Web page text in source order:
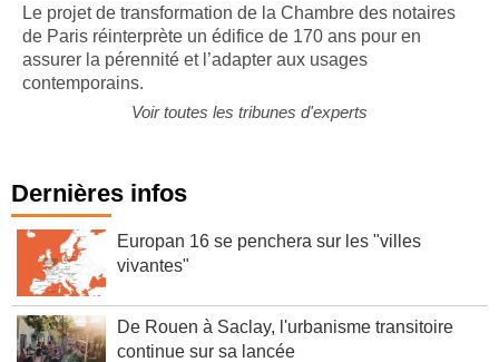
Le projet de transformation de la Chambre des notaires
de Paris réinterprète un édifice de 170 ans pour en
assurer la pérennité et l’adapter aux usages
contemporains.
Voir toutes les tribunes d'experts
Dernières infos
Europan 16 se penchera sur les "villes
vivantes"
De Rouen à Saclay, l'urbanisme transitoire
continue sur sa lancée